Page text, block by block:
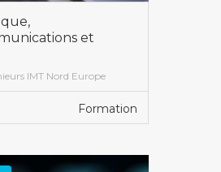
et
IMT Nord Europe
Formation